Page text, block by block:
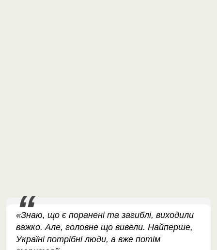
«Знаю, що є поранені та загиблі, виходили
важко. Але, головне що вивели. Найперше,
Україні потрібні люди, а вже потім